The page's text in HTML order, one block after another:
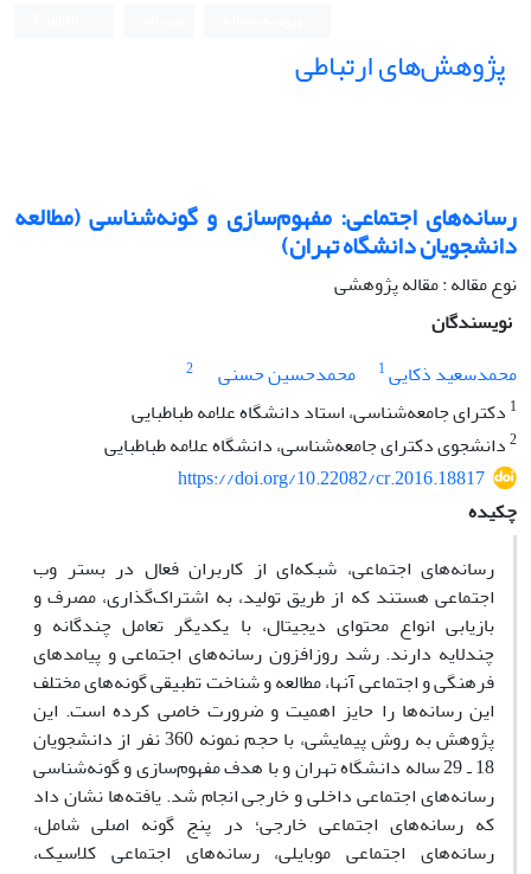
پژوهش‌های ارتباطی
رسانه‌های اجتماعی: مفهوم‌سازی و گونه‌شناسی (مطالعه
دانشجویان دانشگاه تهران)
نوع مقاله : مقاله پژوهشی
نویسندگان
محمدسعید ذکایی1 محمدحسین حسنی
2
1 دکترای جامعه‌شناسی، استاد دانشگاه علامه طباطبایی
2دانشجوی دکترای جامعه‌شناسی، دانشگاه علامه طباطبایی
https://doi.org/10.22082/cr.2016.18817
چکیده
رسانه‌های اجتماعی، شبکه‌ای از کاربران فعال در بستر وب
اجتماعی هستند که از طریق تولید، به اشتراک‌گذاری، مصرف و
بازیابی انواع محتوای دیجیتال، با یکدیگر تعامل چندگانه و
چندلایه دارند. رشد روزافزون رسانه‌های اجتماعی و پیامدهای
فرهنگی و اجتماعی آنها، مطالعه و شناخت تطبیقی گونه‌های مختلف
این رسانه‌ها را حایز اهمیت و ضرورت خاصی کرده است. این
پژوهش به روش پیمایشی، با حجم نمونه 360 نفر از دانشجویان
18 ـ 29 ساله دانشگاه تهران و با هدف مفهوم‌سازی و گونه‌شناسی
رسانه‌های اجتماعی داخلی و خارجی انجام شد. یافته‌ها نشان داد
که رسانه‌های اجتماعی خارجی؛ در پنج گونه اصلی شامل،
رسانه‌های اجتماعی موبایلی، رسانه‌های اجتماعی کلاسیک،